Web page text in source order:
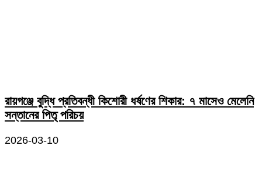
রায়গঞ্জে বুদ্ধি প্রতিবন্ধী কিশোরী ধর্ষণের শিকার: ৭ মাসেও মেলেনি
সন্তানের পিতৃ পরিচয়
2026-03-10